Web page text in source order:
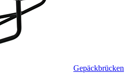
Gepäckbrücken